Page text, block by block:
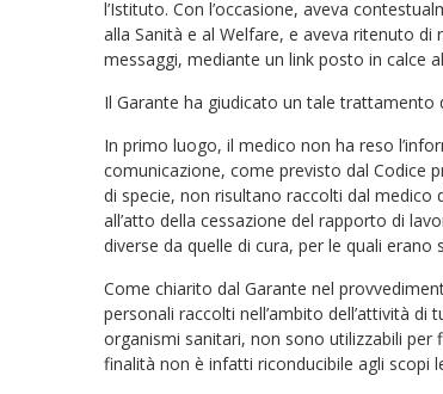
l’Istituto. Con l’occasione, aveva
alla Sanità e al Welfare, e aveva ritenuto
messaggi, mediante un link posto in calce
Il Garante ha giudicato un tale trattamento
In primo luogo, il medico non ha reso
comunicazione, come previsto dal Codice
di specie, non risultano raccolti dal
all’atto della cessazione del rapporto di
diverse da quelle di cura, per le quali
Come chiarito dal Garante nel
personali raccolti nell’ambito dell’attività
organismi sanitari, non sono utilizzabili
finalità non è infatti riconducibile agli scopi